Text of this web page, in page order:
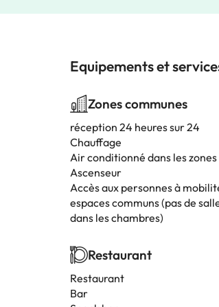
Equipements et
Zones communes
réception 24 heures sur 24
Chauffage
Air conditionné dans les
Ascenseur
Accès aux personnes à
espaces communs (pas de
dans les chambres)
Restaurant
Restaurant
Bar